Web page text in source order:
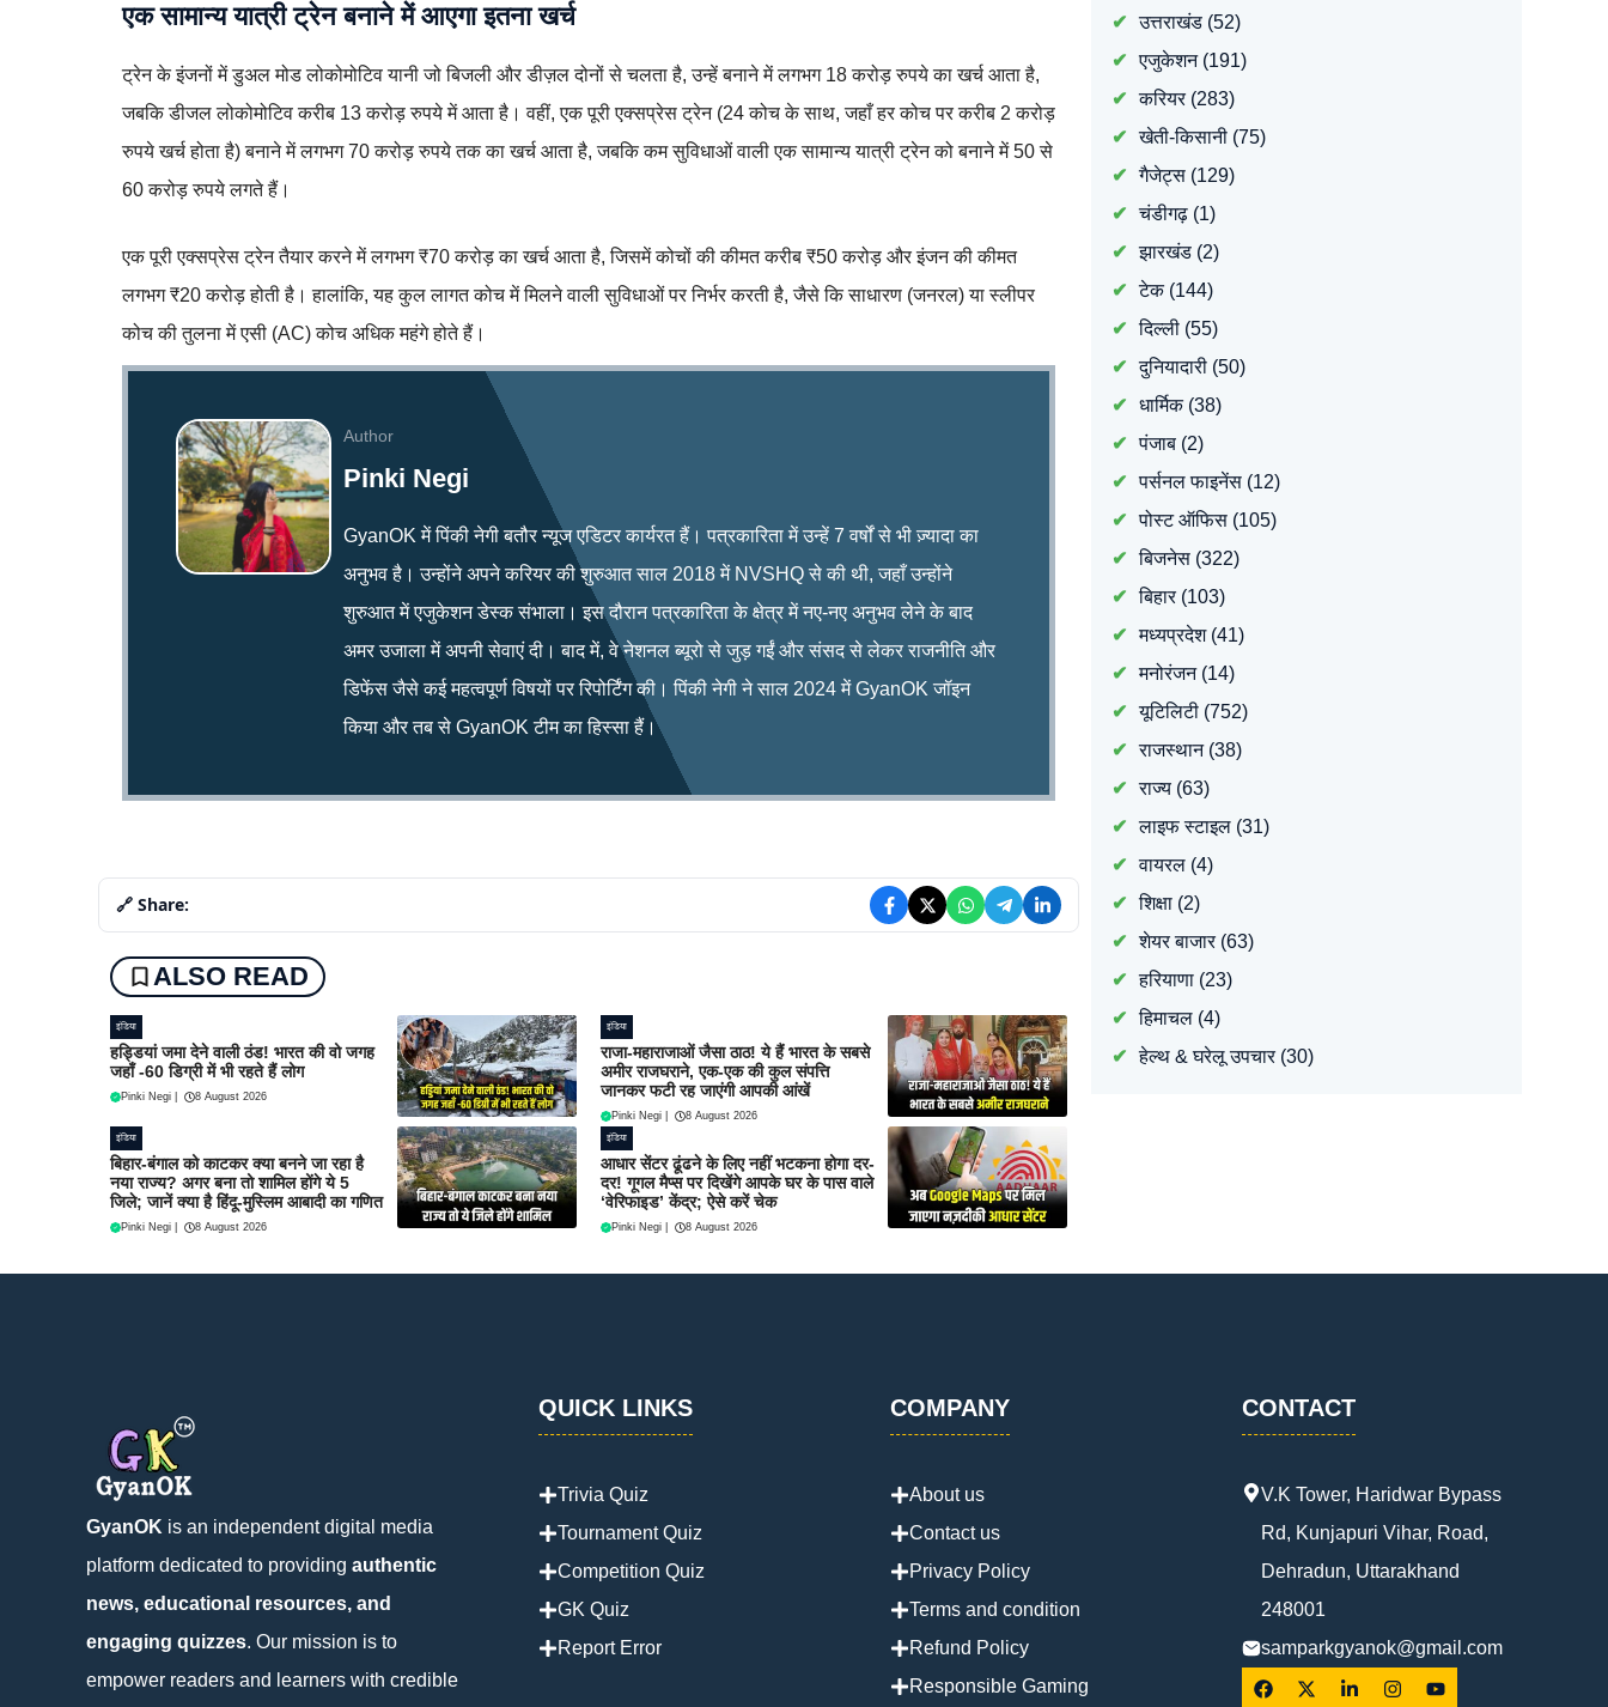
एक सामान्य यात्री ट्रेन बनाने में आएगा इतना खर्च
ट्रेन के इंजनों में डुअल मोड लोकोमोटिव यानी जो बिजली और डीज़ल दोनों से चलता है, उन्हें बनाने में लगभग 18 करोड़ रुपये का खर्च आता है,
जबकि डीजल लोकोमोटिव करीब 13 करोड़ रुपये में आता है। वहीं, एक पूरी एक्सप्रेस ट्रेन (24 कोच के साथ, जहाँ हर कोच पर करीब 2 करोड़
रुपये खर्च होता है) बनाने में लगभग 70 करोड़ रुपये तक का खर्च आता है, जबकि कम सुविधाओं वाली एक सामान्य यात्री ट्रेन को बनाने में 50 से
60 करोड़ रुपये लगते हैं।
एक पूरी एक्सप्रेस ट्रेन तैयार करने में लगभग ₹70 करोड़ का खर्च आता है, जिसमें कोचों की कीमत करीब ₹50 करोड़ और इंजन की कीमत
लगभग ₹20 करोड़ होती है। हालांकि, यह कुल लागत कोच में मिलने वाली सुविधाओं पर निर्भर करती है, जैसे कि साधारण (जनरल) या स्लीपर
कोच की तुलना में एसी (AC) कोच अधिक महंगे होते हैं।
Author
Pinki Negi
GyanOK में पिंकी नेगी बतौर न्यूज एडिटर कार्यरत हैं। पत्रकारिता में उन्हें 7 वर्षों से भी ज़्यादा का
अनुभव है। उन्होंने अपने करियर की शुरुआत साल 2018 में NVSHQ से की थी, जहाँ उन्होंने
शुरुआत में एजुकेशन डेस्क संभाला। इस दौरान पत्रकारिता के क्षेत्र में नए-नए अनुभव लेने के बाद
अमर उजाला में अपनी सेवाएं दी। बाद में, वे नेशनल ब्यूरो से जुड़ गईं और संसद से लेकर राजनीति और
डिफेंस जैसे कई महत्वपूर्ण विषयों पर रिपोर्टिंग की। पिंकी नेगी ने साल 2024 में GyanOK जॉइन
किया और तब से GyanOK टीम का हिस्सा हैं।
🔗 Share:
ALSO READ
इंडिया
हड्डियां जमा देने वाली ठंड! भारत की वो जगह
जहाँ -60 डिग्री में भी रहते हैं लोग
Pinki Negi 8 August 2026
इंडिया
राजा-महाराजाओं जैसा ठाठ! ये हैं भारत के सबसे
अमीर राजघराने, एक-एक की कुल संपत्ति
जानकर फटी रह जाएंगी आपकी आंखें
Pinki Negi 8 August 2026
इंडिया
बिहार-बंगाल को काटकर क्या बनने जा रहा है
नया राज्य? अगर बना तो शामिल होंगे ये 5
जिले; जानें क्या है हिंदू-मुस्लिम आबादी का गणित
Pinki Negi 8 August 2026
इंडिया
आधार सेंटर ढूंढने के लिए नहीं भटकना होगा दर-
दर! गूगल मैप्स पर दिखेंगे आपके घर के पास वाले
‘वेरिफाइड’ केंद्र; ऐसे करें चेक
Pinki Negi 8 August 2026
उत्तराखंड(52)
एजुकेशन(191)
करियर(283)
खेती-किसानी(75)
गैजेट्स(129)
चंडीगढ़(1)
झारखंड(2)
टेक(144)
दिल्ली(55)
दुनियादारी(50)
धार्मिक(38)
पंजाब(2)
पर्सनल फाइनेंस(12)
पोस्ट ऑफिस(105)
बिजनेस(322)
बिहार(103)
मध्यप्रदेश(41)
मनोरंजन(14)
यूटिलिटी(752)
राजस्थान(38)
राज्य(63)
लाइफ स्टाइल(31)
वायरल(4)
शिक्षा(2)
शेयर बाजार(63)
हरियाणा(23)
हिमाचल(4)
हेल्थ & घरेलू उपचार(30)
GyanOK is an independent digital media
platform dedicated to providing authentic
news, educational resources, and
engaging quizzes. Our mission is to
empower readers and learners with credible
QUICK LINKS
Trivia Quiz
Tournament Quiz
Competition Quiz
GK Quiz
Report Error
COMPANY
About us
Contact us
Privacy Policy
Terms and condition
Refund Policy
Responsible Gaming
CONTACT
V.K Tower, Haridwar Bypass
Rd, Kunjapuri Vihar, Road,
Dehradun, Uttarakhand
248001
samparkgyanok@gmail.com